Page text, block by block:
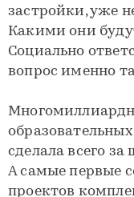
застройки, уже
Какими они
Социально
вопрос именно
сделала всего за
А самые первые
проектов